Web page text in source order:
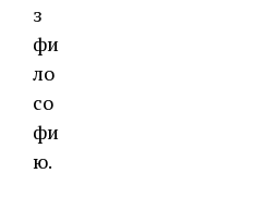
з
фи
ло
со
фи
ю.